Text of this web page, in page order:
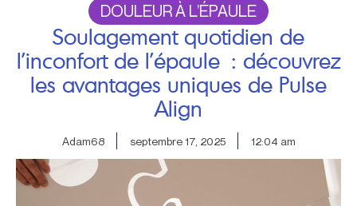
DOULEUR À L’ÉPAULE
Soulagement quotidien de
l’inconfort de l’épaule : découvrez
les avantages uniques de Pulse
Align
Adam68 septembre 17, 2025 12:04 am